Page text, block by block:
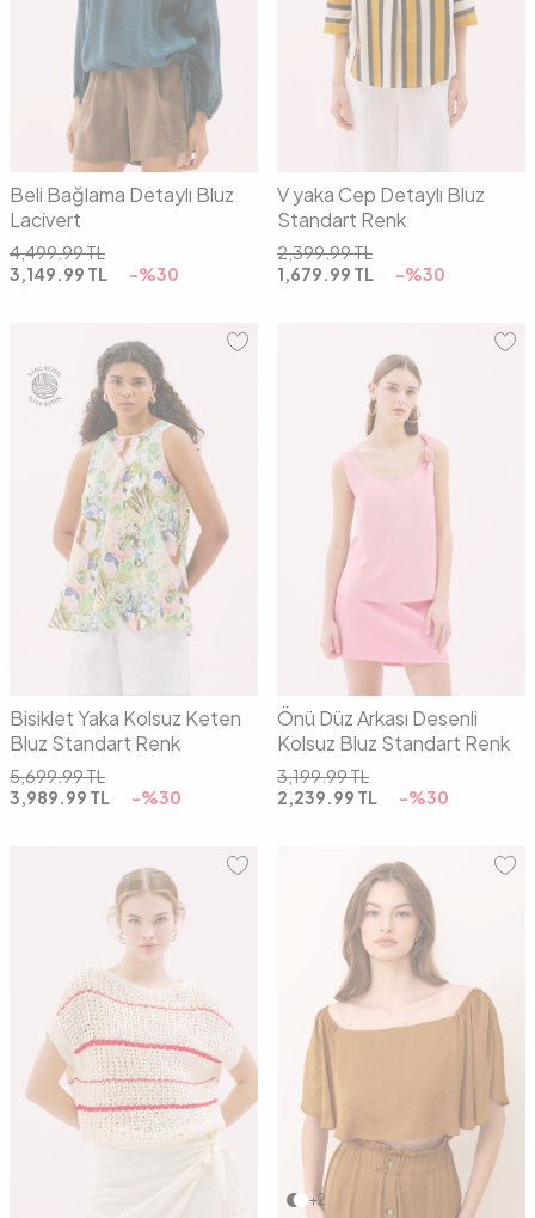
01 02 03
Beli Bağlama Detaylı Bluz
Lacivert
4,499.99TL
3,149.99 TL -%30
01
V yaka Cep Detaylı Bluz
Standart Renk
2,399.99TL
1,679.99 TL -%30
36 38 40
Bisiklet Yaka Kolsuz Keten
Bluz Standart Renk
5,699.99TL
3,989.99 TL -%30
02
Önü Düz Arkası Desenli
Kolsuz Bluz Standart Renk
3,199.99TL
2,239.99 TL -%30
01 02
+2